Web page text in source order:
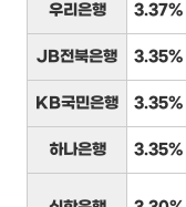
우리은행 3.37%
JB전북은행 3.35%
KB국민은행 3.35%
하나은행 3.35%